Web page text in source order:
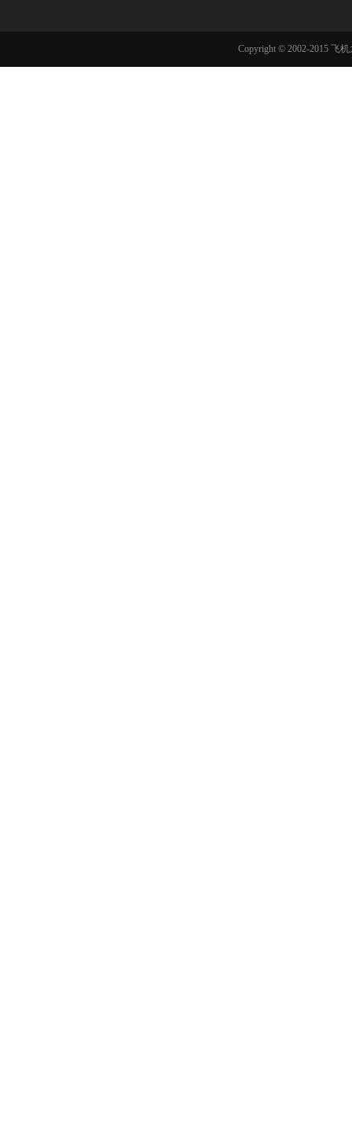
Copyright © 2002-2015 飞